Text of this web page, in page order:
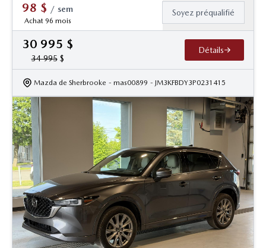
98 $ / sem
Achat 96 mois
Soyez préqualifié
30 995 $
34 995$
Détails
Mazda de Sherbrooke - mas00899 - JM3KFBDY3P0231415